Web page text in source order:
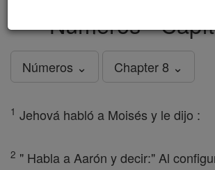
Números -
Números ⌄ Chapter 8 ⌄
1 Jehová habló a Moisés y le dijo :
2 " Habla a Aarón y decir:" Al